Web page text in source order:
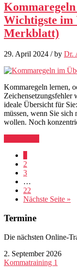
Wichtigste
Merkblatt)
29. April 2024 / by Dr.
Kommaregeln lernen,
Zeichensetzungsfehler
ideale Übersicht für
müssen, wenn Sie sich
wollen. Noch
Seite
2
Seite
3
Zwischenseiten
…
Seite
22
Nächste Seite »
Seitenspalte
Termine
Die nächsten Online-
2. September 2026
Kommatraining 1